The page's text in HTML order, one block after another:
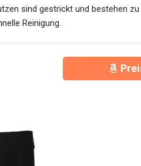
sind gestrickt und bestehen
Reinigung.